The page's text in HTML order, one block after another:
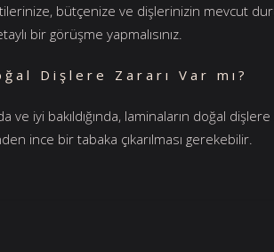
bütçenize ve dişlerinizin mevcut
bir görüşme yapmalısınız.
Dişlere Zararı Var mı?
ve iyi bakıldığında, laminaların doğal
ince bir tabaka çıkarılması gerekebilir.